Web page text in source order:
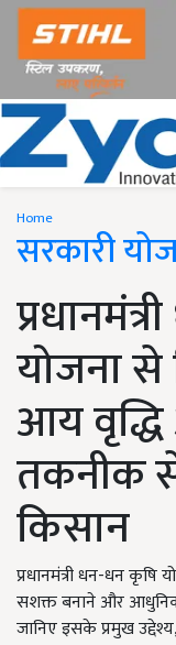
Home
सरकारी
योजना
आय
तकनीक
किसान
प्रधानमंत्री धन-धन कृषि
सशक्त बनाने और
जानिए इसके प्रमुख